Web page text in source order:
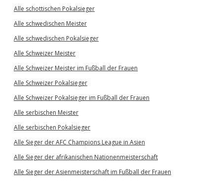
Alle schottischen Pokalsieger
Alle schwedischen Meister
Alle schwedischen Pokalsieger
Alle Schweizer Meister
Alle Schweizer Meister im Fußball der Frauen
Alle Schweizer Pokalsieger
Alle Schweizer Pokalsieger im Fußball der Frauen
Alle serbischen Meister
Alle serbischen Pokalsieger
Alle Sieger der AFC Champions League in Asien
Alle Sieger der afrikanischen Nationenmeisterschaft
Alle Sieger der Asienmeisterschaft im Fußball der Frauen